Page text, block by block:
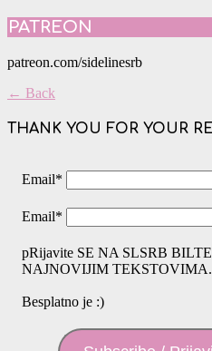
PATREON
patreon.com/sidelinesrb
← Back
THANK YOU FOR YOUR
Email*
Email*
pRijavite SE NA SLSRB
NAJNOVIJIM TEKSTOVIMA.
Besplatno je :)